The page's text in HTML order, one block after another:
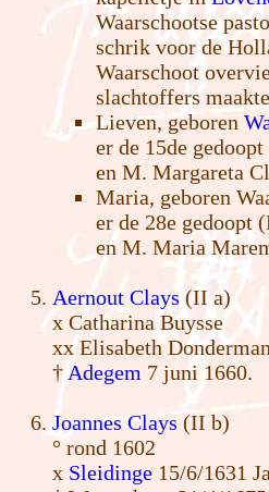
Waarschootse
schrik voor de
Waarschoot
slachtoffers
Lieven, geboren
er de 15de
en M. Margareta
Maria, geboren
er de 28e gedoopt
en M. Maria
Aernout Clays (II a)
x Catharina Buysse
xx Elisabeth
† Adegem 7 juni 1660.
Joannes Clays (II b)
° rond 1602
x Sleidinge 15/6/1631